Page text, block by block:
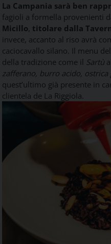
La Campania sarà ben
fagioli a formella provenienti
Micillo, titolare dalla
invece, accanto al riso avrà
caciocavallo silano. Il menu
della tradizione come il Sartù
zafferano, burro acido, ostrica
quest’ultimo già presente in
clientela de La Riggiola.